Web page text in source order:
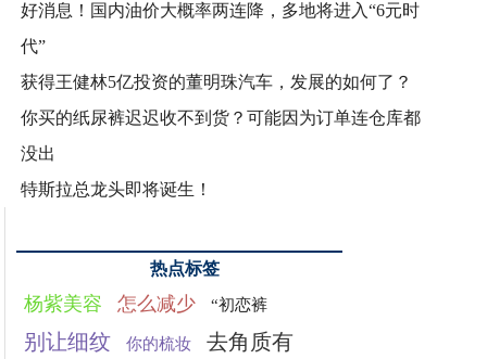
好消息！国内油价大概率两连降，多地将进入“6元时
代”
获得王健林5亿投资的董明珠汽车，发展的如何了？
你买的纸尿裤迟迟收不到货？可能因为订单连仓库都
没出
特斯拉总龙头即将诞生！
热点标签
杨紫美容 怎么减少 “初恋裤
别让细纹 你的梳妆 去角质有